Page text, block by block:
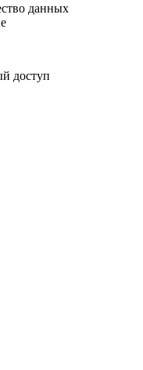
данных
доступ